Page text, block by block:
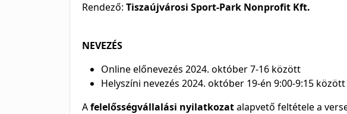
Rendező: Tiszaújvárosi Sport-Park Nonprofit Kft.
NEVEZÉS
Online előnevezés 2024. október 7-16 között
Helyszíni nevezés 2024. október 19-én 9:00-9:15
Afelelősségvállalási nyilatkozatalapvető feltétele a